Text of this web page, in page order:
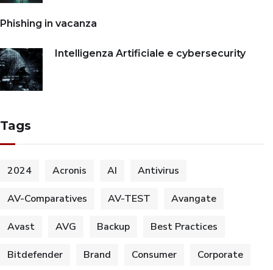
Phishing in vacanza
Intelligenza Artificiale e cybersecurity
Tags
2024 Acronis AI Antivirus
AV-Comparatives AV-TEST Avangate
Avast AVG Backup Best Practices
Bitdefender Brand Consumer Corporate